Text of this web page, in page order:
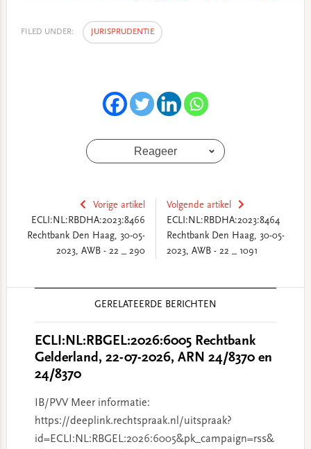
FILED UNDER: JURISPRUDENTIE
Reageer
Vorige artikel
ECLI:NL:RBDHA:2023:8466
Rechtbank Den Haag, 30-05-
2023, AWB - 22 _ 290
Volgende artikel
ECLI:NL:RBDHA:2023:8464
Rechtbank Den Haag, 30-05-
2023, AWB - 22 _ 1091
GERELATEERDE BERICHTEN
ECLI:NL:RBGEL:2026:6005 Rechtbank
Gelderland, 22-07-2026, ARN 24/8370 en
24/8370
IB/PVV Meer informatie:
https://deeplink.rechtspraak.nl/uitspraak?
id=ECLI:NL:RBGEL:2026:6005&pk_campaign=rss&